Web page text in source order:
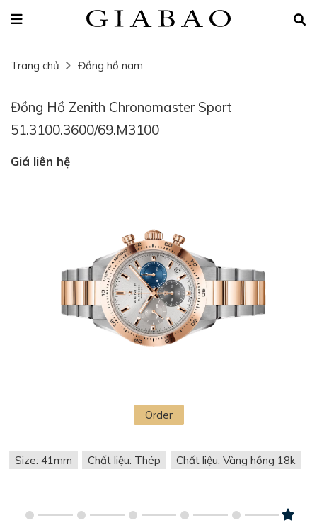
Trang chủ Đồng hồ nam
Đồng Hồ Zenith Chronomaster Sport
51.3100.3600/69.M3100
Giá liên hệ
Order
Size: 41mm Chất liệu: Thép Chất liệu: Vàng hồng 18k